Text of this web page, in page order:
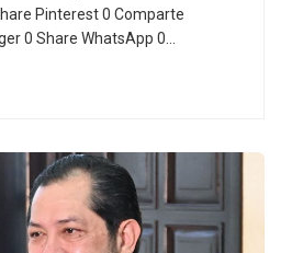
Pinterest 0 Comparte
0 Share WhatsApp 0…